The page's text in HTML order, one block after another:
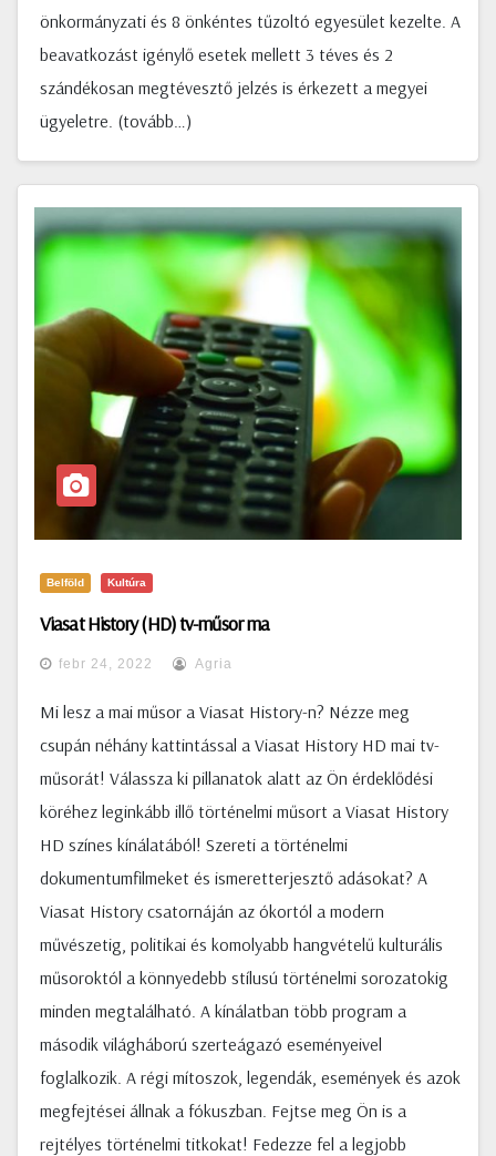
önkormányzati és 8 önkéntes tűzoltó egyesület kezelte. A
beavatkozást igénylő esetek mellett 3 téves és 2
szándékosan megtévesztő jelzés is érkezett a megyei
ügyeletre. (tovább…)
Belföld Kultúra
Viasat History (HD) tv-műsor ma
febr 24, 2022 Agria
Mi lesz a mai műsor a Viasat History-n? Nézze meg
csupán néhány kattintással a Viasat History HD mai tv-
műsorát! Válassza ki pillanatok alatt az Ön érdeklődési
köréhez leginkább illő történelmi műsort a Viasat History
HD színes kínálatából! Szereti a történelmi
dokumentumfilmeket és ismeretterjesztő adásokat? A
Viasat History csatornáján az ókortól a modern
művészetig, politikai és komolyabb hangvételű kulturális
műsoroktól a könnyedebb stílusú történelmi sorozatokig
minden megtalálható. A kínálatban több program a
második világháború szerteágazó eseményeivel
foglalkozik. A régi mítoszok, legendák, események és azok
megfejtései állnak a fókuszban. Fejtse meg Ön is a
rejtélyes történelmi titkokat! Fedezze fel a legjobb